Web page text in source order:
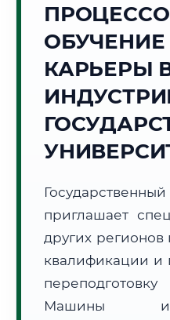
Погода в г.
🌅 Восход:05:38
Световой
Тел. код:
Часовой пояс:
Формат учебы:
🗺️ Зона обслуживания: г. Уфа
КАРЬЕРЫ
приглашает
других
квалификации и
Машины и